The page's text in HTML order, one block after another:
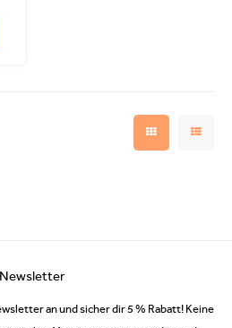
Newsletter
an und sicher dir 5 % Rabatt! Keine